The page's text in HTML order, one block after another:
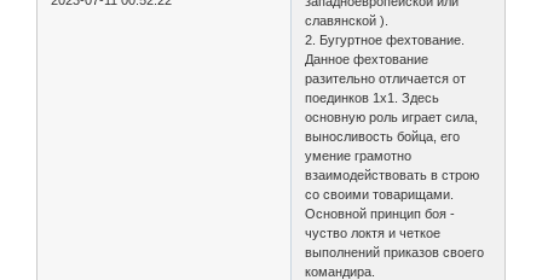
славянской ).
2. Бугуртное фехтование.
Данное фехтование
разительно отличается от
поединков 1х1. Здесь
основную роль играет сила,
выносливость бойца, его
умение грамотно
взаимодействовать в строю
со своими товарищами.
Основной принцип боя -
чуство локтя и четкое
выполнений приказов своего
командира.